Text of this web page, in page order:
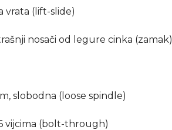
vrata (lift-slide)
nosači od legure cinka (zamak)
slobodna (loose spindle)
vijcima (bolt-through)